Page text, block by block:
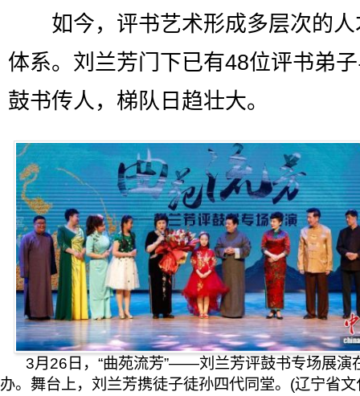
如今，评书艺术形成多层次的人
体系。刘兰芳门下已有48位评书弟
鼓书传人，梯队日趋壮大。
3月26日，“曲苑流芳”——刘兰芳评鼓书专场展演
办。舞台上，刘兰芳携徒子徒孙四代同堂。(辽宁省